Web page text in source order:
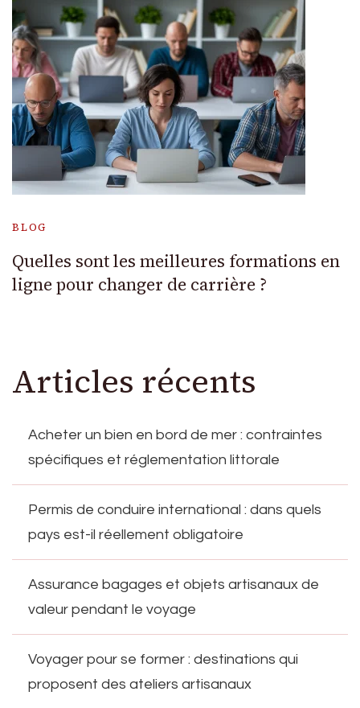
BLOG
Quelles sont les meilleures formations en
ligne pour changer de carrière ?
Articles récents
Acheter un bien en bord de mer : contraintes
spécifiques et réglementation littorale
Permis de conduire international : dans quels
pays est-il réellement obligatoire
Assurance bagages et objets artisanaux de
valeur pendant le voyage
Voyager pour se former : destinations qui
proposent des ateliers artisanaux